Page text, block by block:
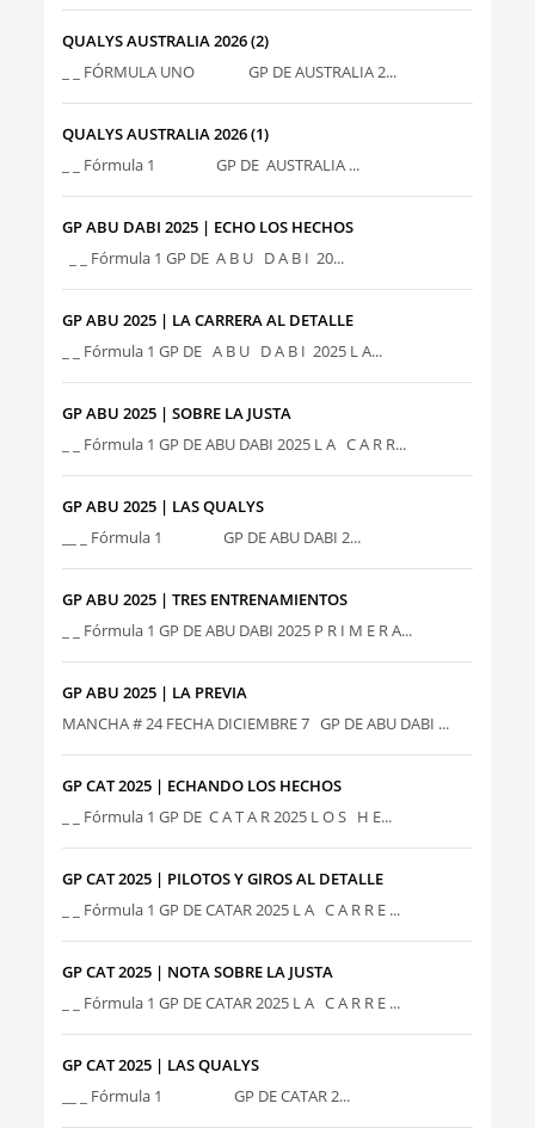
QUALYS AUSTRALIA 2026 (2)
_ _ FÓRMULA UNO GP DE AUSTRALIA 2...
QUALYS AUSTRALIA 2026 (1)
_ _ Fórmula 1 GP DE AUSTRALIA ...
GP ABU DABI 2025 | ECHO LOS HECHOS
_ _ Fórmula 1 GP DE A B U D A B I 20...
GP ABU 2025 | LA CARRERA AL DETALLE
_ _ Fórmula 1 GP DE A B U D A B I 2025 L A...
GP ABU 2025 | SOBRE LA JUSTA
_ _ Fórmula 1 GP DE ABU DABI 2025 L A C A R R...
GP ABU 2025 | LAS QUALYS
__ _ Fórmula 1 GP DE ABU DABI 2...
GP ABU 2025 | TRES ENTRENAMIENTOS
_ _ Fórmula 1 GP DE ABU DABI 2025 P R I M E R A...
GP ABU 2025 | LA PREVIA
MANCHA # 24 FECHA DICIEMBRE 7 GP DE ABU DABI ...
GP CAT 2025 | ECHANDO LOS HECHOS
_ _ Fórmula 1 GP DE C A T A R 2025 L O S H E...
GP CAT 2025 | PILOTOS Y GIROS AL DETALLE
_ _ Fórmula 1 GP DE CATAR 2025 L A C A R R E ...
GP CAT 2025 | NOTA SOBRE LA JUSTA
_ _ Fórmula 1 GP DE CATAR 2025 L A C A R R E ...
GP CAT 2025 | LAS QUALYS
__ _ Fórmula 1 GP DE CATAR 2...